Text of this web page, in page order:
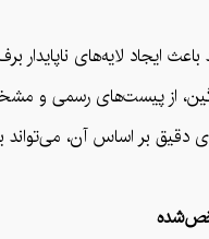
ایجاد لایه‌های
از پیست‌های رسمی و
دقیق بر اساس آن،